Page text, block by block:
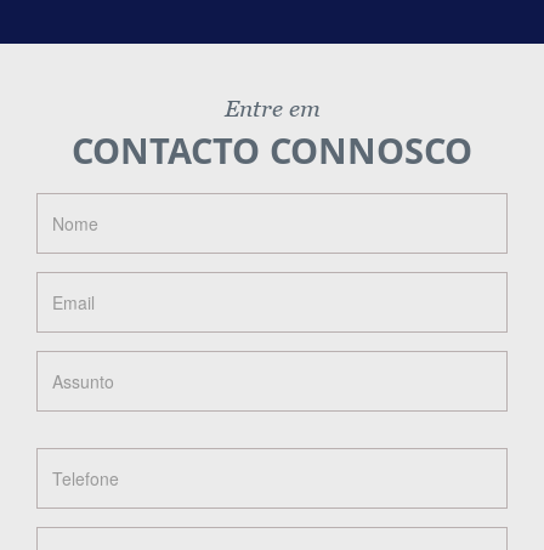
Entre em
CONTACTO CONNOSCO